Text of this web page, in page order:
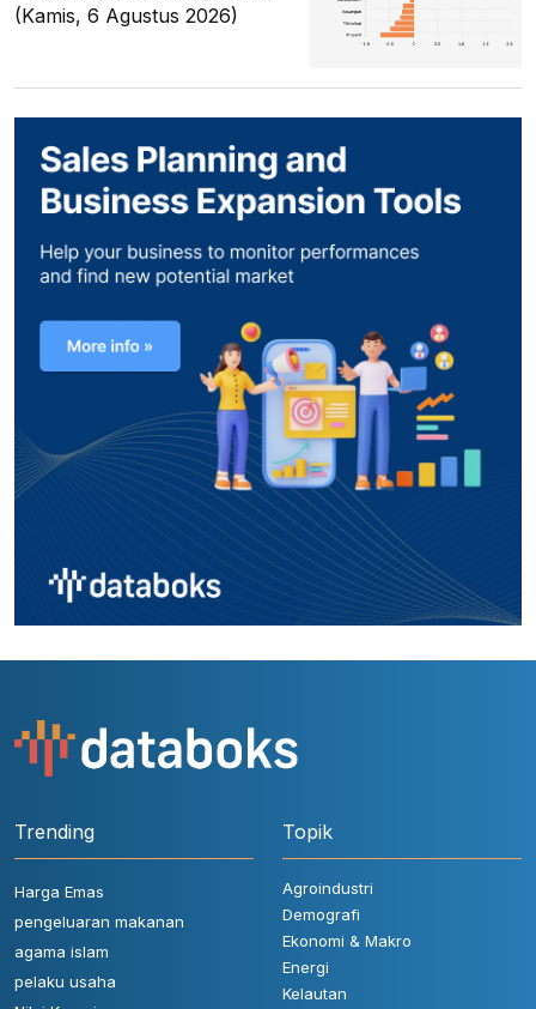
(Kamis, 6 Agustus 2026)
Trending
Harga Emas
pengeluaran makanan
agama islam
pelaku usaha
Topik
Agroindustri
Demografi
Ekonomi & Makro
Energi
Kelautan